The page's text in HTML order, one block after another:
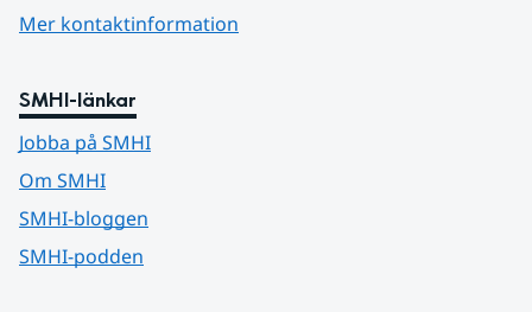
Mer kontaktinformation
SMHI-länkar
Jobba på SMHI
Om SMHI
SMHI-bloggen
SMHI-podden